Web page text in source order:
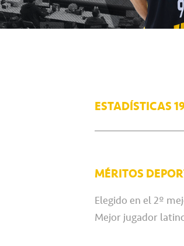
ESTADÍSTICAS
MÉRITOS
Elegido en el 2º
Mejor jugador